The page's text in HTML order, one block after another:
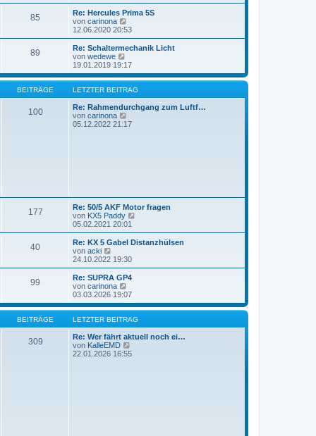
u
e
t
B
e
i
t
r
a
85
Re: Hercules Prima 5S
von carinona
e
u
e
t
r
B
e
i
r
12.06.2020 20:53
89
Re: Schaltermechanik Licht
von wedewe
e
u
e
s
t
e
r
B
19.01.2019 19:17
BEITRÄGE LETZTER BEITRAG
100
Re: Rahmendurchgang zum Luftf…
von carinona
e
i
t
r
a
g
05.12.2022 21:17
177
Re: 50/5 AKF Motor fragen
von KX5 Paddy
u
e
t
r
a
05.02.2021 20:01
40
Re: KX 5 Gabel Distanzhülsen
von acki
e
u
e
s
t
r
B
e
i
t
r
24.10.2022 19:30
99
Re: SUPRA GP4
von carinona
e
u
e
s
t
e
r
B
03.03.2026 19:07
BEITRÄGE LETZTER BEITRAG
309
Re: Wer fährt aktuell noch ei…
von KalleEMD
e
22.01.2026 16:55